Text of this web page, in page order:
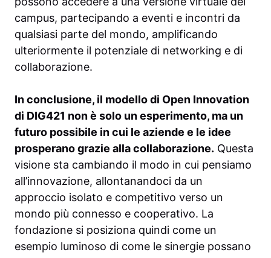
campus, partecipando a eventi e incontri da
qualsiasi parte del mondo, amplificando
ulteriormente il potenziale di networking e di
collaborazione.
In conclusione, il modello di Open Innovation
di DIG421 non è solo un esperimento, ma un
futuro possibile in cui le aziende e le idee
prosperano grazie alla collaborazione. Questa
visione sta cambiando il modo in cui pensiamo
all’innovazione, allontanandoci da un
approccio isolato e competitivo verso un
mondo più connesso e cooperativo. La
fondazione si posiziona quindi come un
esempio luminoso di come le sinergie possano